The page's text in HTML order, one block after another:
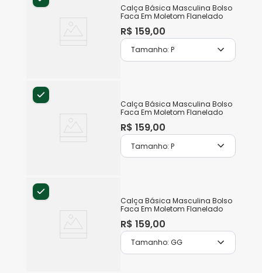
Calça Básica Masculina Bolso
Faca Em Moletom Flanelado
R$ 159,00
Tamanho: P
Calça Básica Masculina Bolso
Faca Em Moletom Flanelado
R$ 159,00
Tamanho: P
Calça Básica Masculina Bolso
Faca Em Moletom Flanelado
R$ 159,00
Tamanho: GG